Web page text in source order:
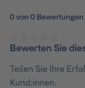
0 von 0 Bewertungen
Durchschnittliche
Bewerten Sie
Teilen Sie Ihre
Kund:innen.